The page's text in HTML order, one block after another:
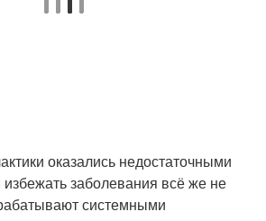
оказались недостаточными
заболевания всё же не
системными